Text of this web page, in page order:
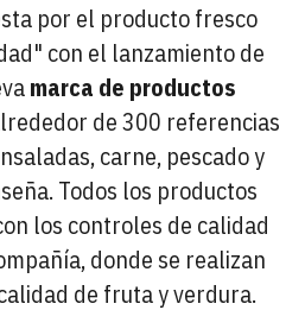
por el producto fresco
con el lanzamiento de
marca de productos
de 300 referencias
carne, pescado y
Todos los productos
los controles de calidad
donde se realizan
de fruta y verdura.